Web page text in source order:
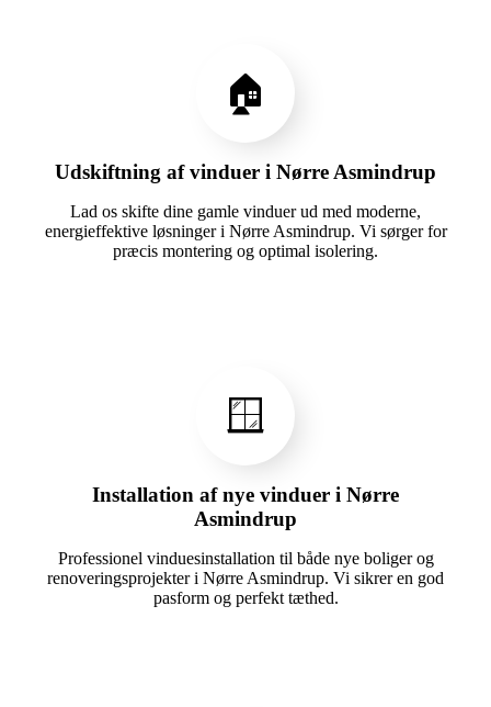
🏠
Udskiftning af vinduer i Nørre Asmindrup
Lad os skifte dine gamle vinduer ud med moderne,
energieffektive løsninger i Nørre Asmindrup. Vi sørger for
præcis montering og optimal isolering.
🪟
Installation af nye vinduer i Nørre
Asmindrup
Professionel vinduesinstallation til både nye boliger og
renoveringsprojekter i Nørre Asmindrup. Vi sikrer en god
pasform og perfekt tæthed.